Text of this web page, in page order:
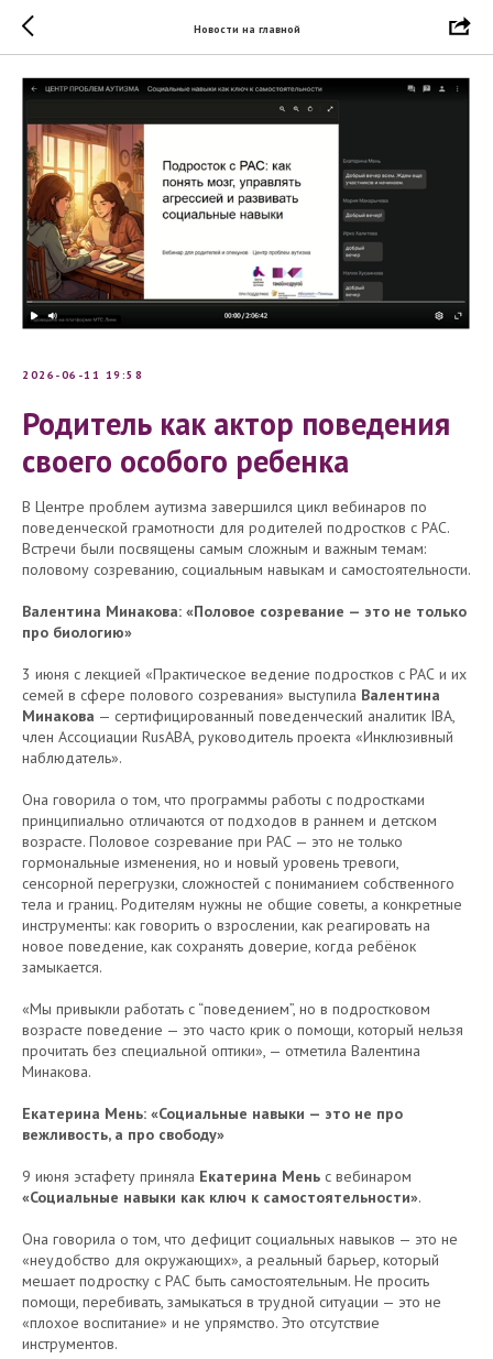
Новости на главной
2026-06-11 19:58
Родитель как актор поведения
своего особого ребенка
В Центре проблем аутизма завершился цикл вебинаров по
поведенческой грамотности для родителей подростков с РАС.
Встречи были посвящены самым сложным и важным темам:
половому созреванию, социальным навыкам и самостоятельности.
Валентина Минакова: «Половое созревание — это не только
про биологию»
3 июня с лекцией «Практическое ведение подростков с РАС и их
семей в сфере полового созревания» выступила Валентина
Минакова — сертифицированный поведенческий аналитик IBA,
член Ассоциации RusABA, руководитель проекта «Инклюзивный
наблюдатель».
Она говорила о том, что программы работы с подростками
принципиально отличаются от подходов в раннем и детском
возрасте. Половое созревание при РАС — это не только
гормональные изменения, но и новый уровень тревоги,
сенсорной перегрузки, сложностей с пониманием собственного
тела и границ. Родителям нужны не общие советы, а конкретные
инструменты: как говорить о взрослении, как реагировать на
новое поведение, как сохранять доверие, когда ребёнок
замыкается.
«Мы привыкли работать с “поведением”, но в подростковом
возрасте поведение — это часто крик о помощи, который нельзя
прочитать без специальной оптики», — отметила Валентина
Минакова.
Екатерина Мень: «Социальные навыки — это не про
вежливость, а про свободу»
9 июня эстафету приняла Екатерина Мень с вебинаром
«Социальные навыки как ключ к самостоятельности».
Она говорила о том, что дефицит социальных навыков — это не
«неудобство для окружающих», а реальный барьер, который
мешает подростку с РАС быть самостоятельным. Не просить
помощи, перебивать, замыкаться в трудной ситуации — это не
«плохое воспитание» и не упрямство. Это отсутствие
инструментов.